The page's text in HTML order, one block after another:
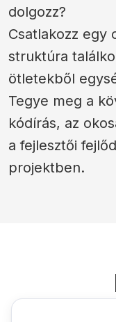
dolgozz?
Csatlakozz egy
struktúra
ötletekből
Tegye meg a
kódírás, az
a fejlesztői
projektben.